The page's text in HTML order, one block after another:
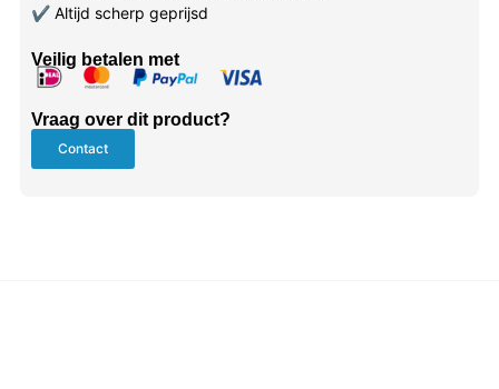
✔Altijd scherp geprijsd
Veilig betalen met
Vraag over dit product?
Contact